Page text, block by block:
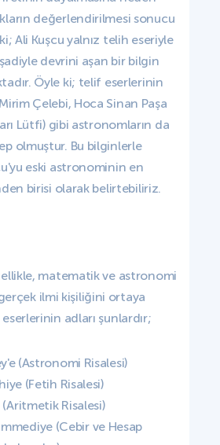
değerlendirilmesi sonucu
Ali Kuşcu yalnız telih eseriyle
devrini aşan bir bilgin
Öyle ki; telif eserlerinin
Çelebi, Hoca Sinan Paşa
Lütfi) gibi astronomların da
olmuştur. Bu bilginlerle
eski astronominin en
birisi olarak belirtebiliriz.
matematik ve astronomi
ilmi kişiliğini ortaya
adları şunlardır;
(Astronomi Risalesi)
(Fetih Risalesi)
(Aritmetik Risalesi)
(Cebir ve Hesap